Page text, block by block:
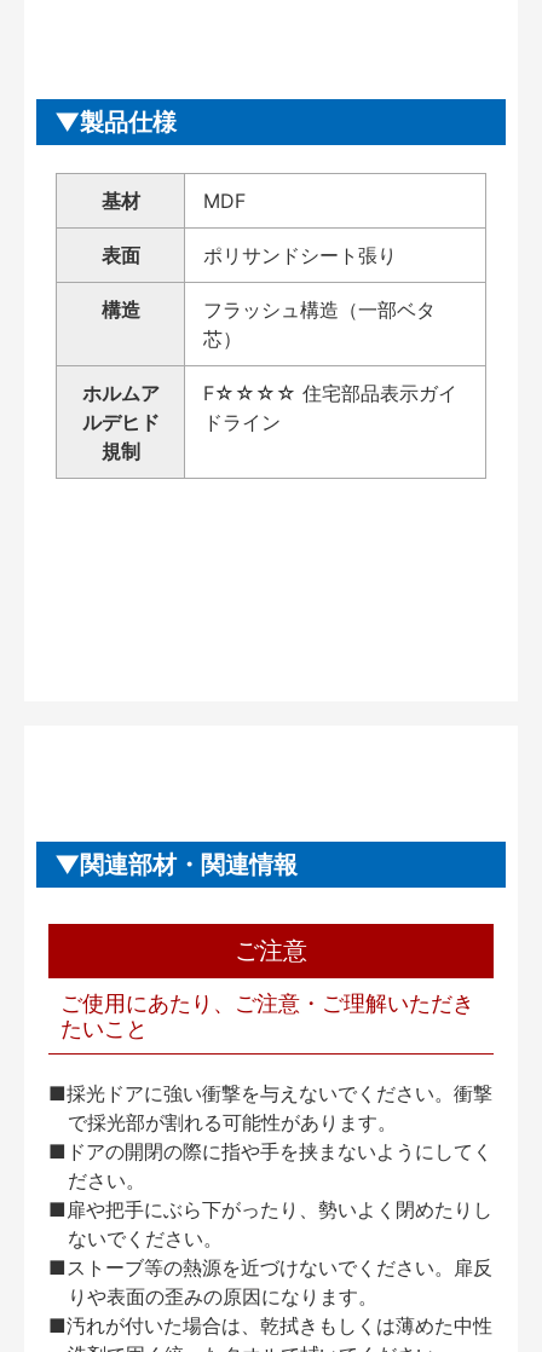
製品仕様
基材 MDF
表面 ポリサンドシート張り
構造
フラッシュ構造（一部ベタ
芯）
ホルムア
ルデヒド
規制
F☆☆☆☆ 住宅部品表示ガイ
ドライン
関連部材・関連情報
ご注意
ご使用にあたり、ご注意・ご理解いただき
たいこと
■採光ドアに強い衝撃を与えないでください。衝撃
で採光部が割れる可能性があります。
■ドアの開閉の際に指や手を挟まないようにしてく
ださい。
■扉や把手にぶら下がったり、勢いよく閉めたりし
ないでください。
■ストーブ等の熱源を近づけないでください。扉反
りや表面の歪みの原因になります。
■汚れが付いた場合は、乾拭きもしくは薄めた中性